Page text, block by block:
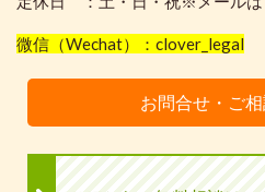
微信（Wechat）：clover_legal
お問合せ・ご